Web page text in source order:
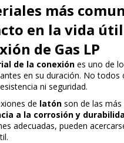
más
en la vida
de Gas LP
de la conexión es uno de
en su duración. No todos
ni seguridad.
de latón son de las
a la corrosión y
adecuadas, pueden